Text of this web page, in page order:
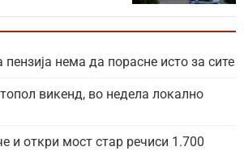
нема да порасне исто за сите
викенд, во недела локално
и откри мост стар речиси 1.700